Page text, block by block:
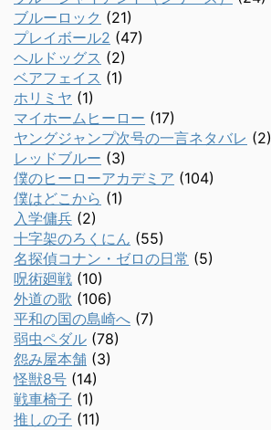
ブルーロック (21)
プレイボール2 (47)
ヘルドッグス (2)
ベアフェイス (1)
ホリミヤ (1)
マイホームヒーロー (17)
ヤングジャンプ次号の一言ネタバレ (2)
レッドブルー (3)
僕のヒーローアカデミア (104)
僕はどこから (1)
入学傭兵 (2)
十字架のろくにん (55)
名探偵コナン・ゼロの日常 (5)
呪術廻戦 (10)
外道の歌 (106)
平和の国の島崎へ (7)
弱虫ペダル (78)
怨み屋本舗 (3)
怪獣8号 (14)
戦車椅子 (1)
推しの子 (11)